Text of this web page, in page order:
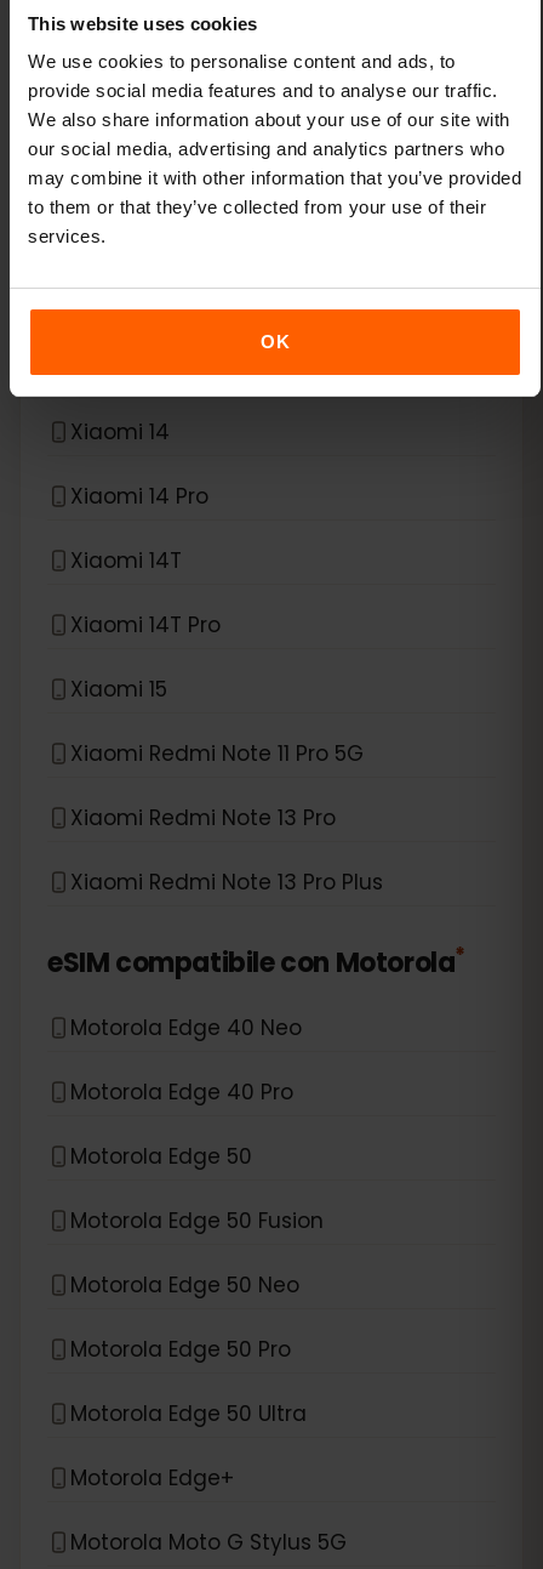
This website uses cookies
We use cookies to personalise content and ads, to
provide social media features and to analyse our traffic.
We also share information about your use of our site with
our social media, advertising and analytics partners who
may combine it with other information that you’ve provided
to them or that they’ve collected from your use of their
services.
OK
eSIM compatibile con Xiaomi
Xiaomi 12T Pro
Xiaomi 13
Xiaomi 13 Lite
Xiaomi 13 Pro
Xiaomi 14
Xiaomi 14 Pro
Xiaomi 14T
Xiaomi 14T Pro
Xiaomi 15
Xiaomi Redmi Note 11 Pro 5G
Xiaomi Redmi Note 13 Pro
Xiaomi Redmi Note 13 Pro Plus
eSIM compatibile con Motorola*
Motorola Edge 40 Neo
Motorola Edge 40 Pro
Motorola Edge 50
Motorola Edge 50 Fusion
Motorola Edge 50 Neo
Motorola Edge 50 Pro
Motorola Edge 50 Ultra
Motorola Edge+
Motorola Moto G Stylus 5G